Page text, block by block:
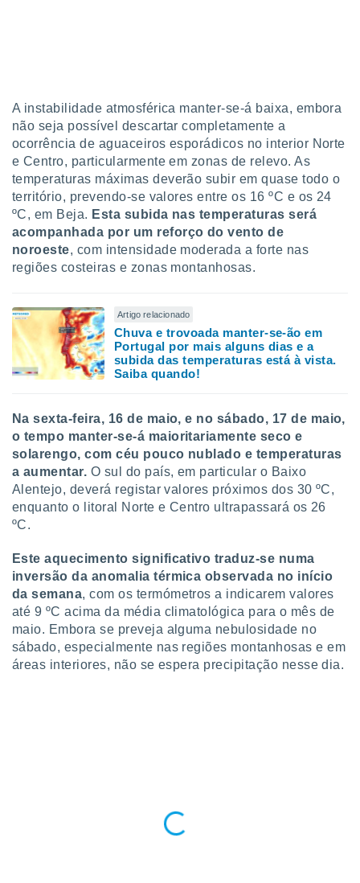
medir
da
medir o
dos
os
de
ou
e melhorar
dados
através
e
de
1199
A instabilidade atmosférica manter-se-á baixa, embora
não seja possível descartar completamente a
ocorrência de aguaceiros esporádicos no interior Norte
e Centro, particularmente em zonas de relevo. As
temperaturas máximas deverão subir em quase todo o
território, prevendo-se valores entre os 16 ºC e os 24
ºC, em Beja. Esta subida nas temperaturas será
acompanhada por um reforço do vento de
noroeste, com intensidade moderada a forte nas
regiões costeiras e zonas montanhosas.
Artigo relacionado
Chuva e trovoada manter-se-ão em
Portugal por mais alguns dias e a
subida das temperaturas está à vista.
Saiba quando!
Na sexta-feira, 16 de maio, e no sábado, 17 de maio,
o tempo manter-se-á maioritariamente seco e
solarengo, com céu pouco nublado e temperaturas
a aumentar. O sul do país, em particular o Baixo
Alentejo, deverá registar valores próximos dos 30 ºC,
enquanto o litoral Norte e Centro ultrapassará os 26
ºC.
Este aquecimento significativo traduz-se numa
inversão da anomalia térmica observada no início
da semana, com os termómetros a indicarem valores
até 9 ºC acima da média climatológica para o mês de
maio. Embora se preveja alguma nebulosidade no
sábado, especialmente nas regiões montanhosas e em
áreas interiores, não se espera precipitação nesse dia.